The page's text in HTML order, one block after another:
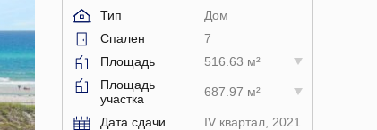
Тип
Дом
Спален
7
Площадь
516.63 м²
Площадь
участка
687.97 м²
Дата сдачи
IV квартал, 2021